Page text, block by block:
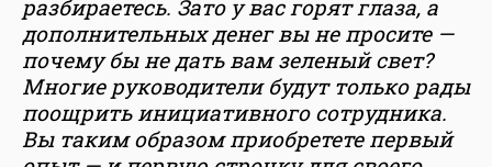
разбираетесь. Зато у вас горят глаза, а
дополнительных денег вы не просите —
почему бы не дать вам зеленый свет?
Многие руководители будут только рады
поощрить инициативного сотрудника.
Вы таким образом приобретете первый